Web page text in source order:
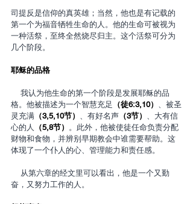
司提反是信仰的真英雄；当然，他也是有记载的
第一个为福音牺牲生命的人。他的生命可被视为
一种活祭，至终全然烧尽归主。这个活祭可分为
几个阶段。
耶稣的品格
格。他被描述为一个智慧充足
（徒6:3,10）
、被圣
灵充满 （3,5,10节） 、有好名声 （3节）
、大有信
心的人
（5,8节）
。此外，他被使徒任命负责分配
财物和食物，并辨别早期教会中谁需要帮助。这
体现了一个仆人的心、管理能力和责任感。
奋，又努力工作的人。